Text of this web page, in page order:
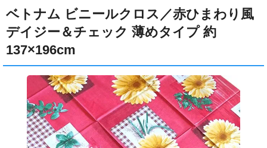
ベトナム ビニールクロス／赤ひまわり風
デイジー＆チェック 薄めタイプ 約
137×196cm